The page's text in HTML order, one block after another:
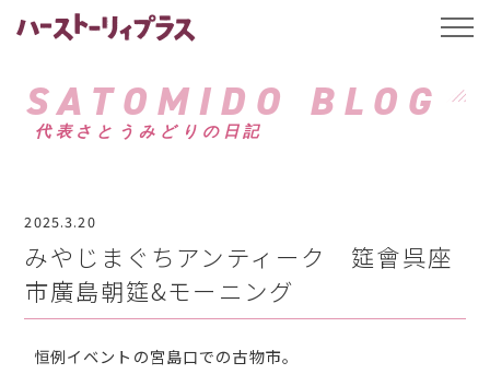
ハーストーリィプ
SATOMIDO BLOG
代表さとうみどりの日記
2025.3.20
みやじまぐちアンティーク 筵會呉座
市廣島朝筵&モーニング
恒例イベントの宮島口での古物市。
t
l